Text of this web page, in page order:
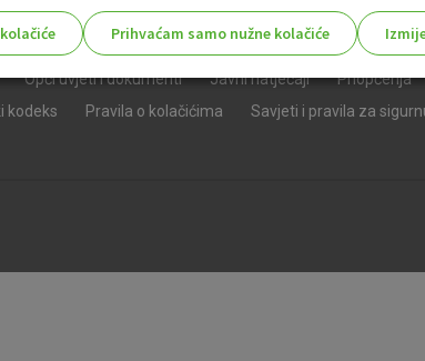
Opći uvjeti i dokumenti Javni natječaji Priopćenja
kodeks Pravila o kolačićima
Savjeti i pravila za
Prihvaćam samo nužne kolačiće